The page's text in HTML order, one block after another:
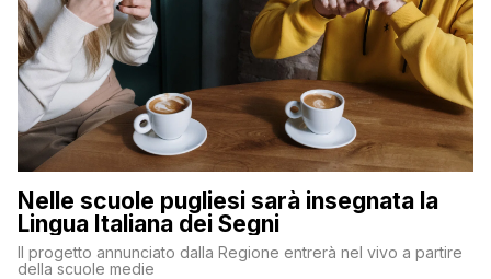
Nelle scuole pugliesi sarà insegnata la
Lingua Italiana dei Segni
Il progetto annunciato dalla Regione entrerà nel vivo a partire
della scuole medie